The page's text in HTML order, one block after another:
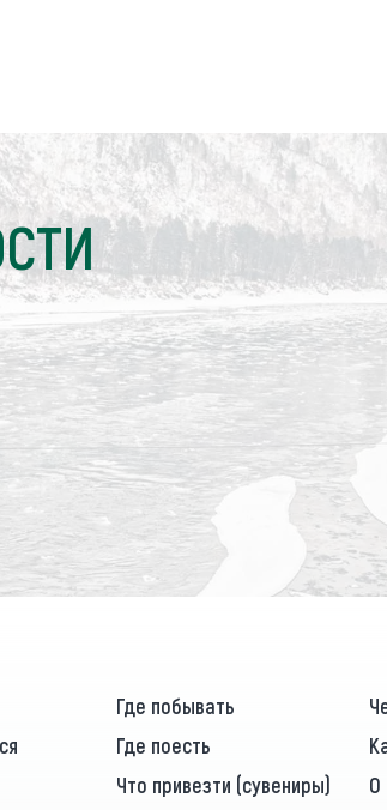
Где побывать
Где поесть
Что привезти (сувениры) О